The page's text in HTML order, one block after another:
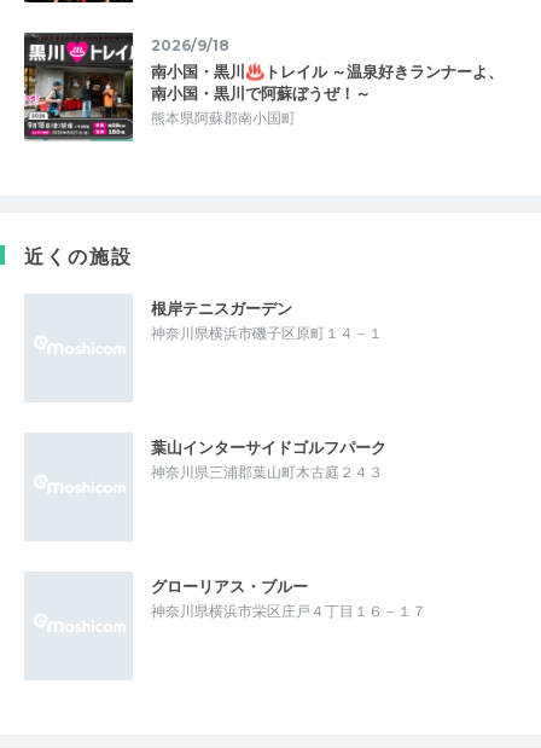
2026/9/18
南小国・黒川♨トレイル ～温泉好きランナーよ、
南小国・黒川で阿蘇ぼうぜ！～
熊本県阿蘇郡南小国町
近くの施設
根岸テニスガーデン
神奈川県横浜市磯子区原町１４－１
葉山インターサイドゴルフパーク
神奈川県三浦郡葉山町木古庭２４３
グローリアス・ブルー
神奈川県横浜市栄区庄戸４丁目１６－１７